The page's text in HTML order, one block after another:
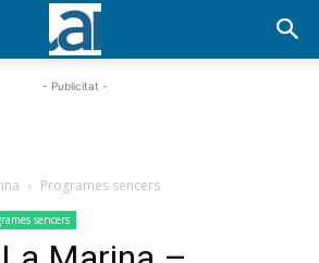
- Publicitat -
Programes sencers
sencers